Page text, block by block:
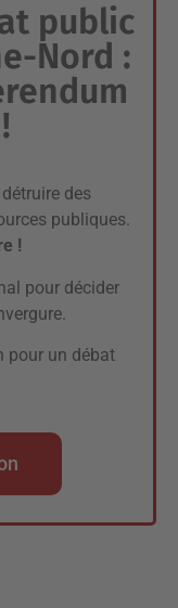
public
Nord :
des
publiques.
!
pour décider
pour un débat